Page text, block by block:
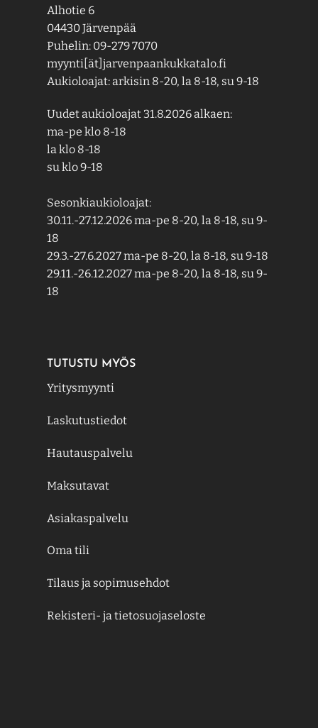
Alhotie 6
04430 Järvenpää
Puhelin: 09-279 7070
myynti[ät]jarvenpaankukkatalo.fi
Aukioloajat: arkisin 8-20, la 8-18, su 9-18
Uudet aukioloajat 31.8.2026 alkaen:
ma-pe klo 8-18
la klo 8-18
su klo 9-18
Sesonkiaukioloajat:
30.11.-27.12.2026 ma-pe 8-20, la 8-18, su 9-
18
29.3.-27.6.2027 ma-pe 8-20, la 8-18, su 9-18
29.11.-26.12.2027 ma-pe 8-20, la 8-18, su 9-
18
TUTUSTU MYÖS
Yritysmyynti
Laskutustiedot
Hautauspalvelu
Maksutavat
Asiakaspalvelu
Oma tili
Tilaus ja sopimusehdot
Rekisteri- ja tietosuojaseloste